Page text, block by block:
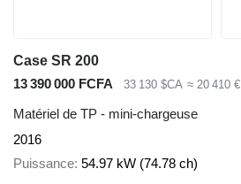
Case SR 200
13 390 000 FCFA
33 130 $CA ≈ 20 410 €
Matériel de TP - mini-chargeuse
2016
Puissance 54.97 kW (74.78 ch)